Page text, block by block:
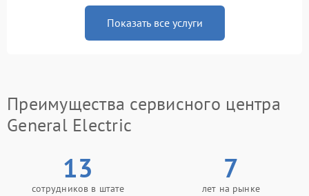
Показать все услуги
Преимущества сервисного центра
General Electric
13
сотрудников в штате
7
лет на рынке